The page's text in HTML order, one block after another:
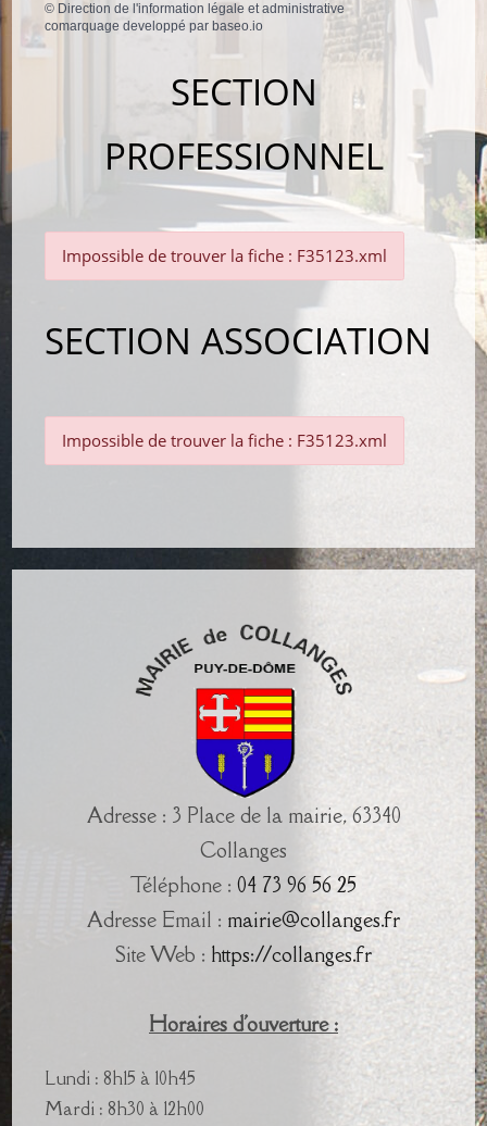
© Direction de l'information légale et administrative
comarquage developpé par baseo.io
SECTION
PROFESSIONNEL
Impossible de trouver la fiche : F35123.xml
SECTION ASSOCIATION
Impossible de trouver la fiche : F35123.xml
Adresse : 3 Place de la mairie, 63340
Collanges
Téléphone : 04 73 96 56 25
Adresse Email : mairie@collanges.fr
Site Web : https://collanges.fr
Horaires d'ouverture :
Lundi : 8h15 à 10h45
Mardi : 8h30 à 12h00